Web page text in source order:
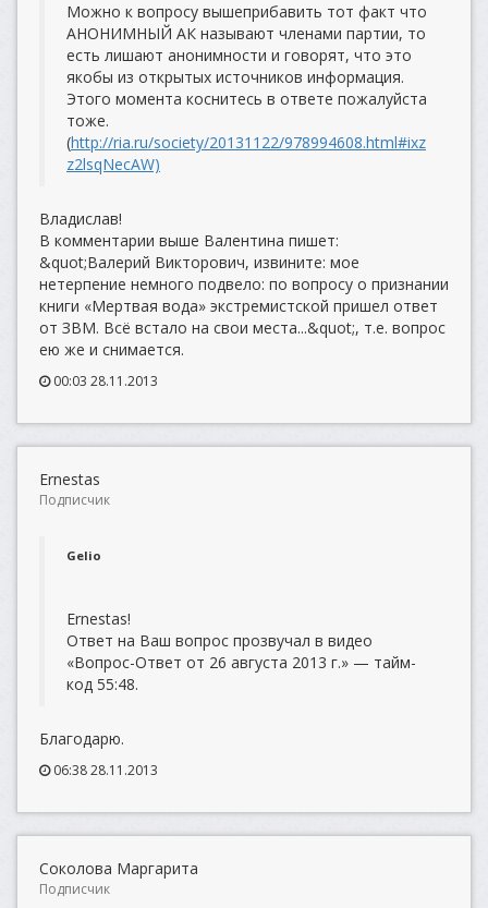
Можно к вопросу вышеприбавить тот факт что
АНОНИМНЫЙ АК называют членами партии, то
есть лишают анонимности и говорят, что это
якобы из открытых источников информация.
Этого момента коснитесь в ответе пожалуйста
тоже.
(http://ria.ru/society/20131122/978994608.html#ixz
z2lsqNecAW)
Владислав!
В комментарии выше Валентина пишет:
&quot;Валерий Викторович, извините: мое
нетерпение немного подвело: по вопросу о признании
книги «Мертвая вода» экстремистской пришел ответ
от ЗВМ. Всё встало на свои места...&quot;, т.е. вопрос
ею же и снимается.
00:03 28.11.2013
Ernestas
Подписчик
Gelio
Ernestas!
Ответ на Ваш вопрос прозвучал в видео
«Вопрос-Ответ от 26 августа 2013 г.» — тайм-
код 55:48.
Благодарю.
06:38 28.11.2013
Соколова Маргарита
Подписчик